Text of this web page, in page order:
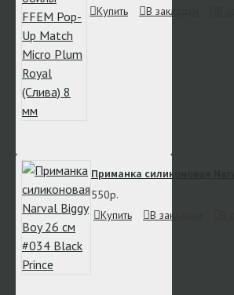
Купить
В закладки
Приманка силиконовая
550р.
Купить
В закладки